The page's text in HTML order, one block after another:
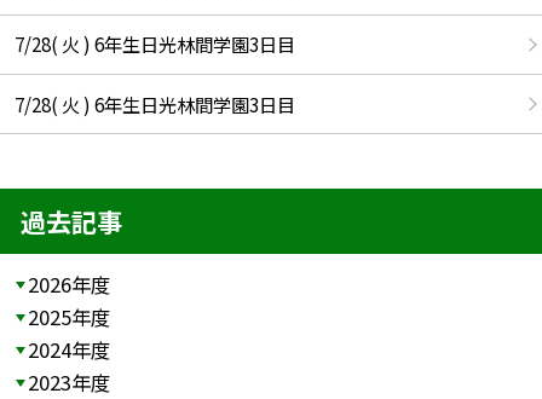
7/28( 火 ) 6年生日光林間学園3日目
7/28( 火 ) 6年生日光林間学園3日目
過去記事
2026年度
2025年度
2024年度
2023年度